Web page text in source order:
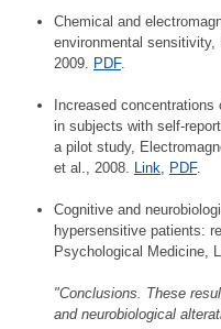
Chemical and
environmental
2009. PDF.
Increased
in subjects with self-
a pilot study,
et al., 2008. Link, PDF.
Cognitive and
hypersensitive patients:
Psychological Medicine,
"Conclusions. These
and neurobiological